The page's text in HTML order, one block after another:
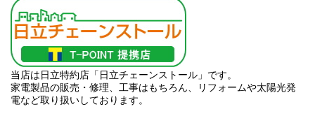
当店は日立特約店「日立チェーンストール」です。
家電製品の販売・修理、工事はもちろん、リフォームや太陽光発
電など取り扱いしております。